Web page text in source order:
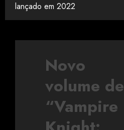
lançado em 2022
Novo
volume de
“Vampire